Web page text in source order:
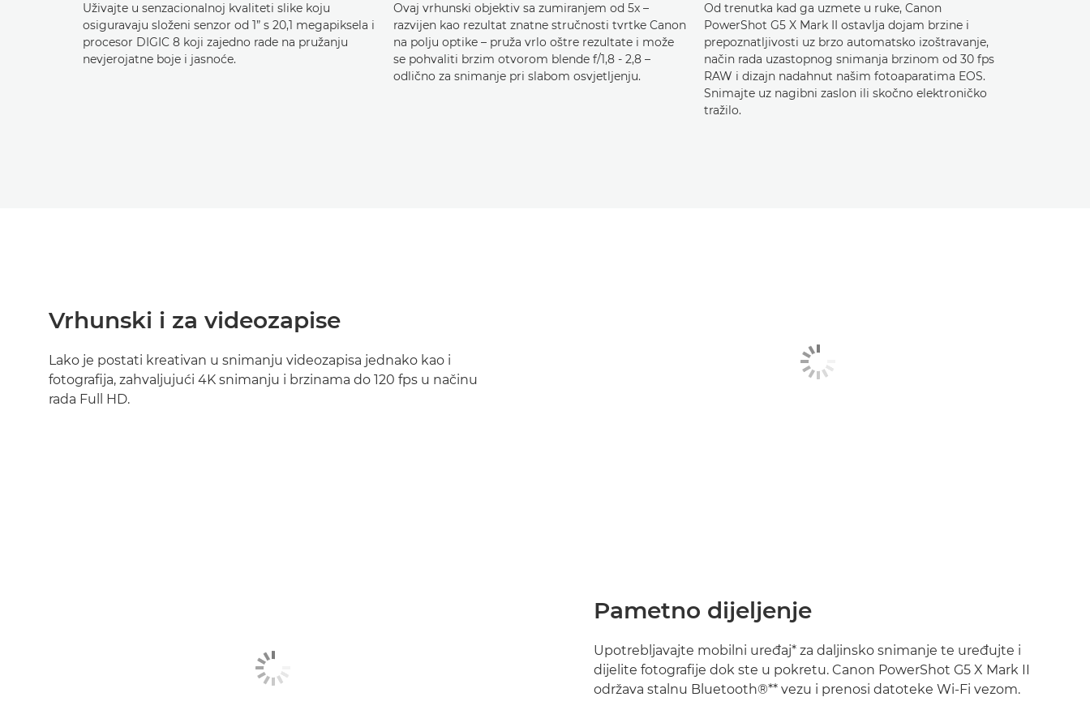
Uživajte u senzacionalnoj kvaliteti slike koju
osiguravaju složeni senzor od 1” s 20,1 megapiksela i
procesor DIGIC 8 koji zajedno rade na pružanju
nevjerojatne boje i jasnoće.
Ovaj vrhunski objektiv sa zumiranjem od 5x –
razvijen kao rezultat znatne stručnosti tvrtke Canon
na polju optike – pruža vrlo oštre rezultate i može
se pohvaliti brzim otvorom blende f/1,8 - 2,8 –
odlično za snimanje pri slabom osvjetljenju.
Od trenutka kad ga uzmete u ruke, Canon
PowerShot G5 X Mark II ostavlja dojam brzine i
prepoznatljivosti uz brzo automatsko izoštravanje,
način rada uzastopnog snimanja brzinom od 30 fps
RAW i dizajn nadahnut našim fotoaparatima EOS.
Snimajte uz nagibni zaslon ili skočno elektroničko
tražilo.
Vrhunski i za videozapise
Lako je postati kreativan u snimanju videozapisa jednako kao i
fotografija, zahvaljujući 4K snimanju i brzinama do 120 fps u načinu
rada Full HD.
Pametno dijeljenje
Upotrebljavajte mobilni uređaj* za daljinsko snimanje te uređujte i
dijelite fotografije dok ste u pokretu. Canon PowerShot G5 X Mark II
održava stalnu Bluetooth®** vezu i prenosi datoteke Wi-Fi vezom.